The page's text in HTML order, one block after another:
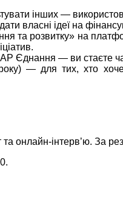
інших —
власні ідеї на
та розвитку» на
Єднання — ви стаєте
— для тих, хто
та онлайн-інтерв’ю. За